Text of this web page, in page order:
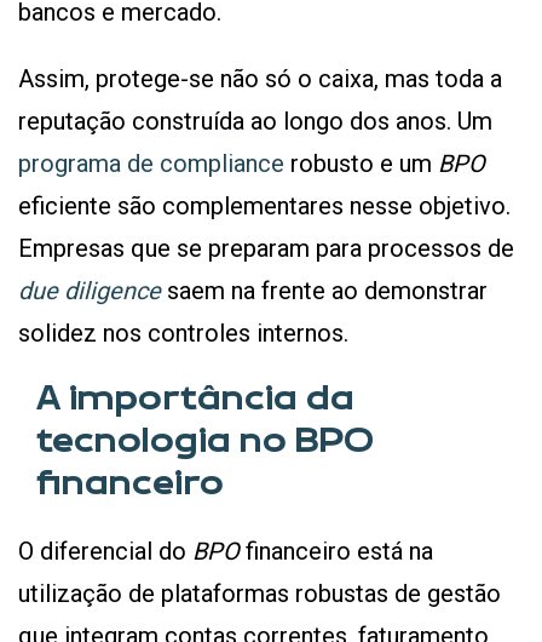
bancos e mercado.
Assim, protege-se não só o caixa, mas toda a
reputação construída ao longo dos anos. Um
programa de compliance robusto e um BPO
eficiente são complementares nesse objetivo.
Empresas que se preparam para processos de
due diligencesaem na frente ao demonstrar
solidez nos controles internos.
A importância da
tecnologia no BPO
financeiro
O diferencial do BPOfinanceiro está na
utilização de plataformas robustas de gestão